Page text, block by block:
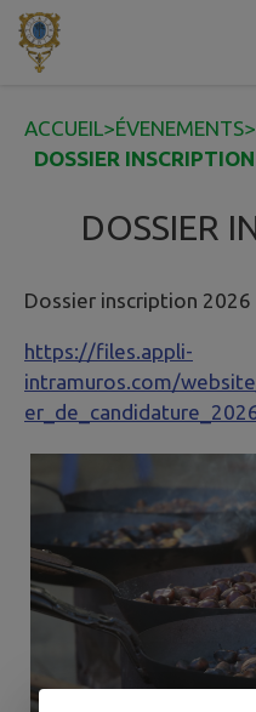
Contenu
ACCUEIL>ÉVENEMENTS>
DOSSIER
DOSSIER
Dossier inscription 2026
https://files.appli-
intramuros.com/